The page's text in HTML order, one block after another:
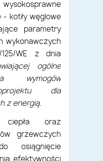
kotły węglowe
parametry
wykonawczych
WE z dnia
ogólne
wymogów
dla
z energią.
ciepła oraz
grzewczych
osiągnięcie
efektywności